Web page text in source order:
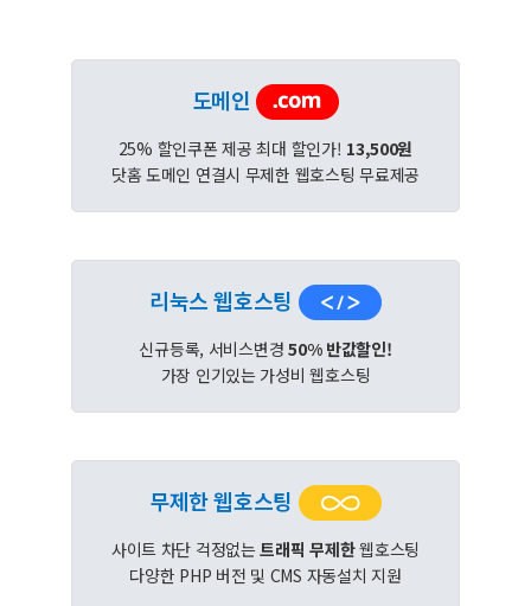
도메인
25% 할인쿠폰 제공 최대 할인가! 13,500원
닷홈 도메인 연결시 무제한 웹호스팅 무료제공
리눅스 웹호스팅
신규등록, 서비스변경50% 반값할인!
가장 인기있는 가성비 웹호스팅
무제한 웹호스팅
사이트 차단 걱정없는트래픽 무제한웹호스팅
다양한 PHP 버전 및 CMS 자동설치 지원